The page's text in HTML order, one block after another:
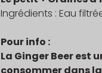
Ingrédients : Eau
Pour info :
La Ginger Beer est
consommer dans